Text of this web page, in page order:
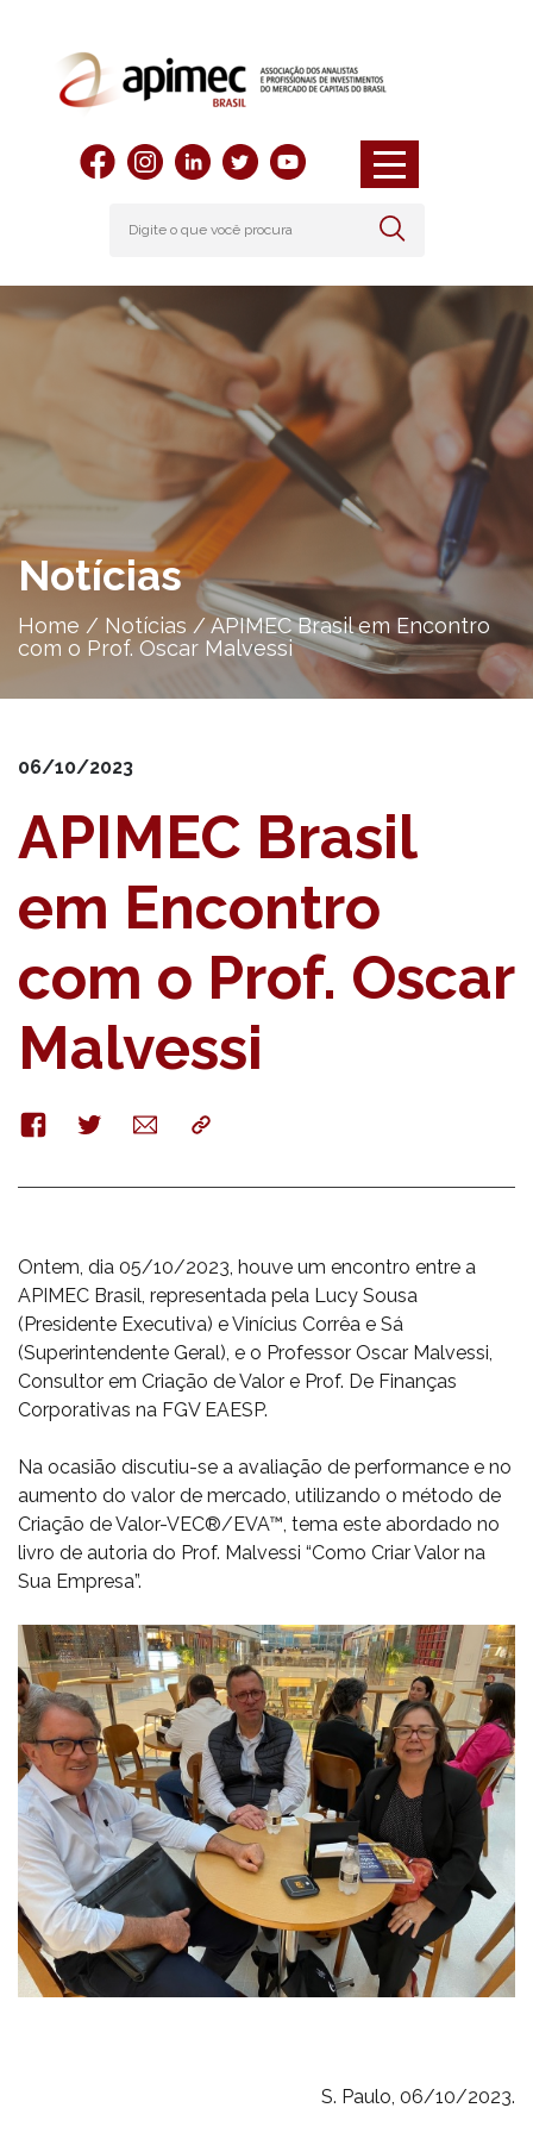
Notícias
Home / Notícias /APIMEC Brasil em Encontro
com o Prof. Oscar Malvessi
06/10/2023
APIMEC Brasil
em Encontro
com o Prof. Oscar
Malvessi
FacebookTwitterE-
mail
Copy
Ontem, dia 05/10/2023, houve um encontro entre a
APIMEC Brasil, representada pela Lucy Sousa
(Presidente Executiva) e Vinícius Corrêa e Sá
(Superintendente Geral), e o Professor Oscar Malvessi,
Consultor em Criação de Valor e Prof. De Finanças
Corporativas na FGV EAESP.
Na ocasião discutiu-se a avaliação de performance e no
aumento do valor de mercado, utilizando o método de
Criação de Valor-VEC®/EVA™, tema este abordado no
livro de autoria do Prof. Malvessi “Como Criar Valor na
Sua Empresa”.
S. Paulo, 06/10/2023.